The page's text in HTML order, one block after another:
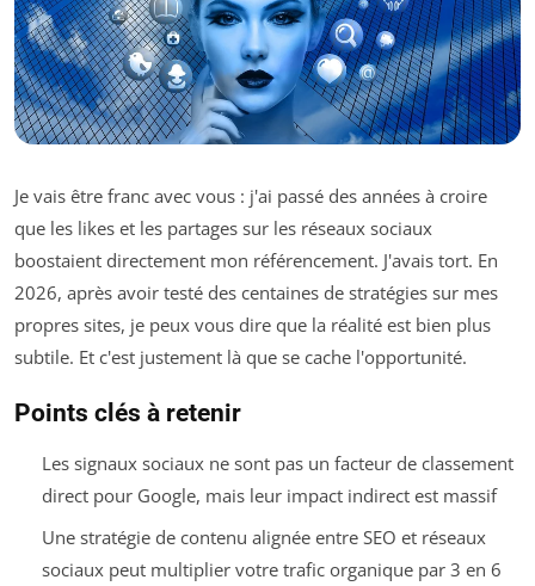
Je vais être franc avec vous : j'ai passé des années à croire
que les likes et les partages sur les réseaux sociaux
boostaient directement mon référencement. J'avais tort. En
2026, après avoir testé des centaines de stratégies sur mes
propres sites, je peux vous dire que la réalité est bien plus
subtile. Et c'est justement là que se cache l'opportunité.
Points clés à retenir
Les signaux sociaux ne sont pas un facteur de classement
direct pour Google, mais leur impact indirect est massif
Une stratégie de contenu alignée entre SEO et réseaux
sociaux peut multiplier votre trafic organique par 3 en 6